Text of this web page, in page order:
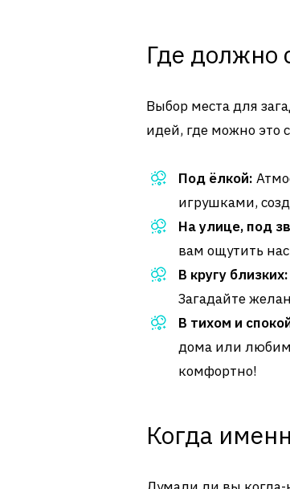
Где должно
Выбор места для
идей, где можно это
Под ёлкой:
игрушками,
На улице, под
вам ощутить
В кругу близких:
Загадайте
В тихом и
дома или
комфортно!
Когда